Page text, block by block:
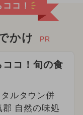
コ！
かけ PR
ココ！旬の食
ルタウン併
自然の味処